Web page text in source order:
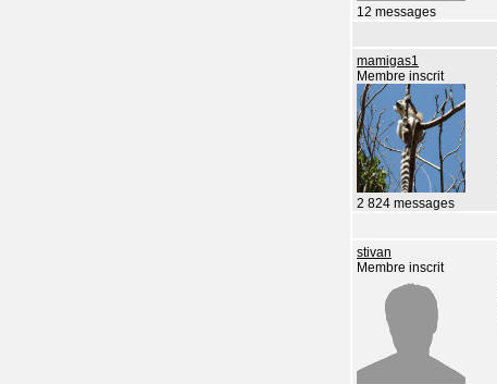
12 messages
mamigas1
Membre inscrit
2 824 messages
stivan
Membre inscrit